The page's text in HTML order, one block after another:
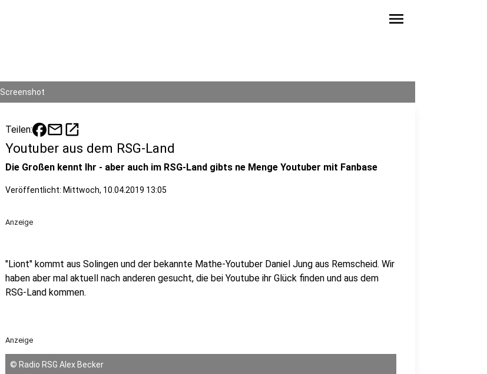
menu
Screenshot
Teilen: mailopen_in_new
Youtuber aus dem RSG-Land
Die Großen kennt Ihr - aber auch im RSG-Land gibts ne Menge Youtuber mit Fanbase
Veröffentlicht: Mittwoch, 10.04.2019 13:05
Anzeige
"Liont" kommt aus Solingen und der bekannte Mathe-Youtuber Daniel Jung aus Remscheid. Wir
haben aber mal aktuell nach anderen gesucht, die bei Youtube ihr Glück finden und aus dem
RSG-Land kommen.
Anzeige
© Radio RSG Alex Becker